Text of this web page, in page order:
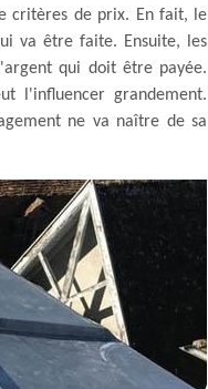
critères de prix. En fait, le
va être faite. Ensuite, les
qui doit être payée.
l'influencer grandement.
ne va naître de sa